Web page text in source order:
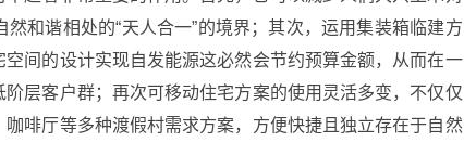
和谐相处的“天人合一”的境界；其次，运用集装箱临建方
间的设计实现自发能源这必然会节约预算金额，从而在一
层客户群；再次可移动住宅方案的使用灵活多变，不仅仅
啡厅等多种渡假村需求方案，方便快捷且独立存在于自然